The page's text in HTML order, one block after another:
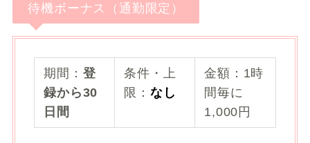
待機ボーナス（通勤限定）
期間： 登
録から30
日間
条件・上
限： なし
金額：1時
間毎に
1,000円